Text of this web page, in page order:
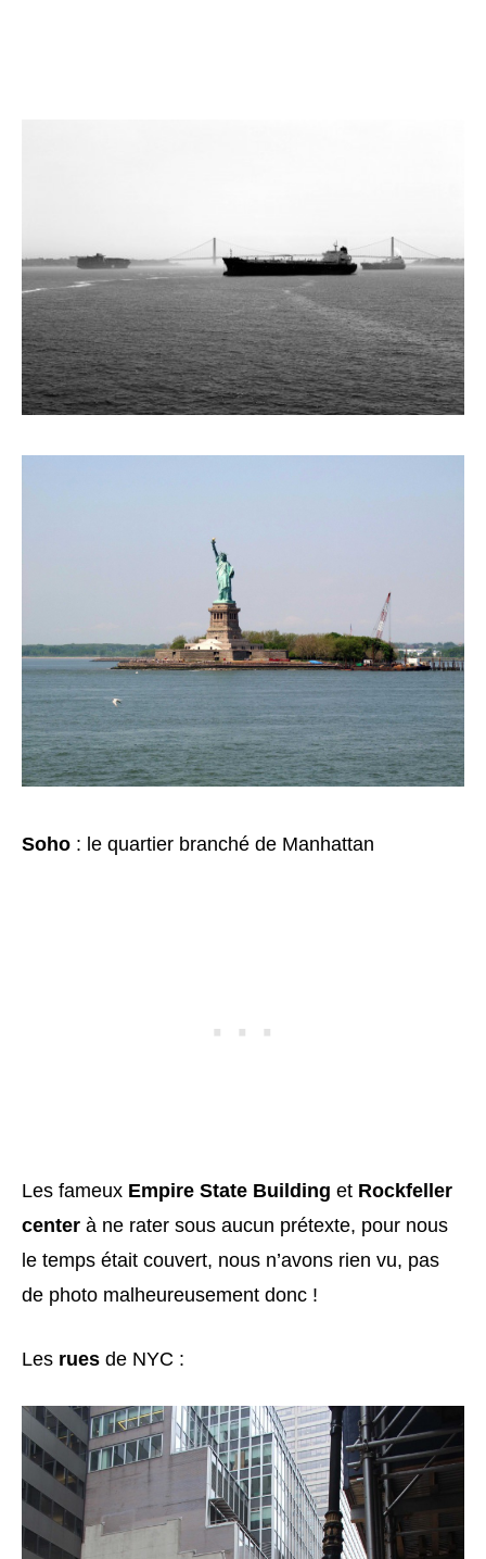
Soho : le quartier branché de Manhattan
Les fameux Empire State Building et Rockfeller
center à ne rater sous aucun prétexte, pour nous
le temps était couvert, nous n’avons rien vu, pas
de photo malheureusement donc !
Les rues de NYC :